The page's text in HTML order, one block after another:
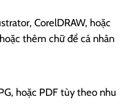
CorelDRAW, hoặc
thêm chữ để cá nhân
hoặc PDF tùy theo nhu